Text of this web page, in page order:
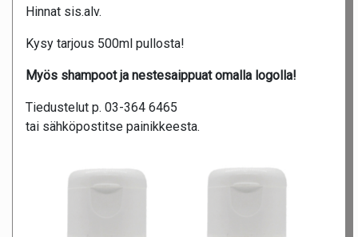
Hinnat sis.alv.
Kysy tarjous 500ml pullosta!
Myös shampoot ja nestesaippuat omalla logolla!
Tiedustelut p. 03-364 6465
tai sähköpostitse painikkeesta.